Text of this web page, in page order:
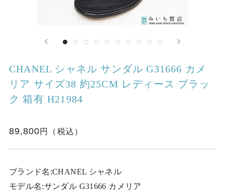
CHANEL シャネル サンダル G31666 カメ
リア サイズ38 約25CM レディース ブラッ
ク 箱有 H21984
89,800
ブランド名:CHANEL シャネル
モデル名:サンダル G31666 カメリア